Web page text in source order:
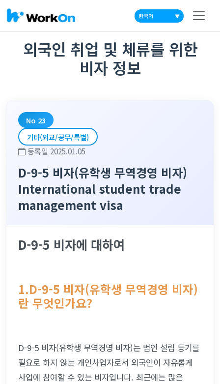
▼
외국인 취업 및 체류를 위한
비자 정보
No 23
기타(외교/공무/특별)
등록일 2025.01.05
D-9-5 비자(유학생 무역경영 비자)
International student trade
management visa
D-9-5 비자에 대하여
1.D-9-5 비자(유학생 무역경영 비자)
란 무엇인가요?
D-9-5 비자(유학생 무역경영 비자)는 법인 설립 등기를
필요로 하지 않는 개인사업자로서 외국인이 자유롭게
사업에 참여할 수 있는 비자입니다. 최근에는 많은